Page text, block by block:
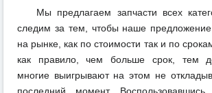
Мы предлагаем запчасти всех
следим за тем, чтобы наше
на рынке, как по стоимости так и по
как правило, чем больше срок, тем
многие выигрывают на этом не
последний момент.